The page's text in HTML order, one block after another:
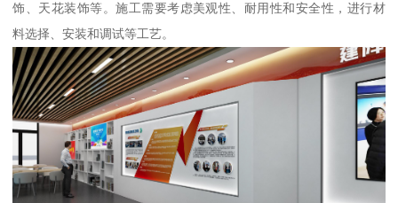
饰、天花装饰等。施工需要考虑美观性、耐用性和安全性，进行材
料选择、安装和调试等工艺。